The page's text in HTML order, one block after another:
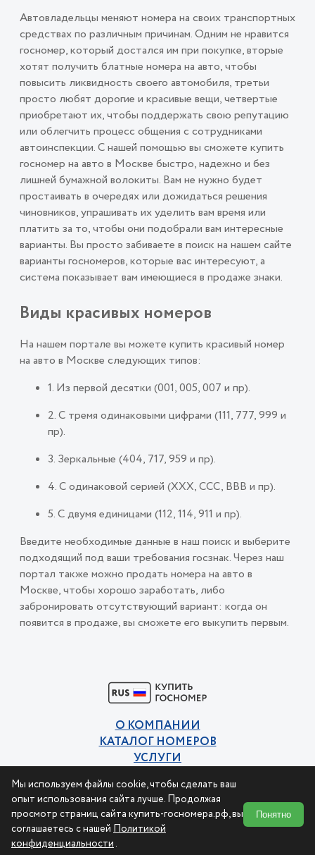
Автовладельцы меняют номера на своих транспортных
средствах по различным причинам. Одним не нравится
госномер, который достался им при покупке, вторые
хотят получить блатные номера на авто, чтобы
повысить ликвидность своего автомобиля, третьи
просто любят дорогие и красивые вещи, четвертые
приобретают их, чтобы поддержать свою репутацию
или облегчить процесс общения с сотрудниками
автоинспекции. С нашей помощью вы сможете купить
госномер на авто в Москве быстро, надежно и без
лишней бумажной волокиты. Вам не нужно будет
простаивать в очередях или дожидаться решения
чиновников, упрашивать их уделить вам время или
платить за то, чтобы они подобрали вам интересные
варианты. Вы просто забиваете в поиск на нашем сайте
варианты госномеров, которые вас интересуют, а
система показывает вам имеющиеся в продаже знаки.
Виды красивых номеров
На нашем портале вы можете купить красивый номер
на авто в Москве следующих типов:
1. Из первой десятки (001, 005, 007 и пр).
2. С тремя одинаковыми цифрами (111, 777, 999 и
пр).
3. Зеркальные (404, 717, 959 и пр).
4. С одинаковой серией (ХХХ, ССС, ВВВ и пр).
5. С двумя единицами (112, 114, 911 и пр).
Введите необходимые данные в наш поиск и выберите
подходящий под ваши требования госзнак. Через наш
портал также можно продать номера на авто в
Москве, чтобы хорошо заработать, либо
забронировать отсутствующий вариант: когда он
появится в продаже, вы сможете его выкупить первым.
Мы используем файлы cookie, чтобы сделать ваш
опыт использования сайта лучше. Продолжая
просмотр страниц сайта купить-госномера.рф, вы
соглашаетесь с нашей Политикой
конфиденциальности.
Понятно
О КОМПАНИИ
КАТАЛОГ НОМЕРОВ
УСЛУГИ
Политика конфиденциальности
Пользовательское соглашение
© 2015-2026 Купи номер